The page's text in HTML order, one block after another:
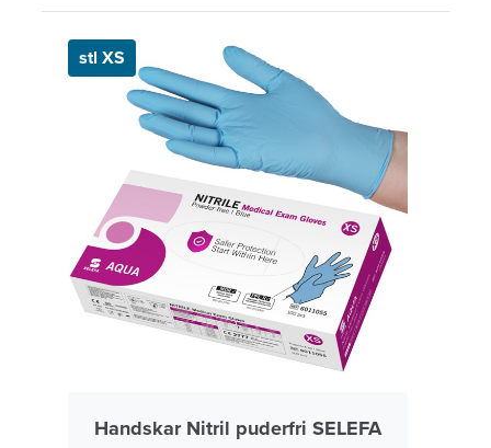
stl XS
Handskar Nitril puderfri SELEFA